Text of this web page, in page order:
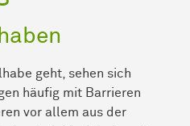
geht, sehen sich
häufig mit Barrieren
vor allem aus der